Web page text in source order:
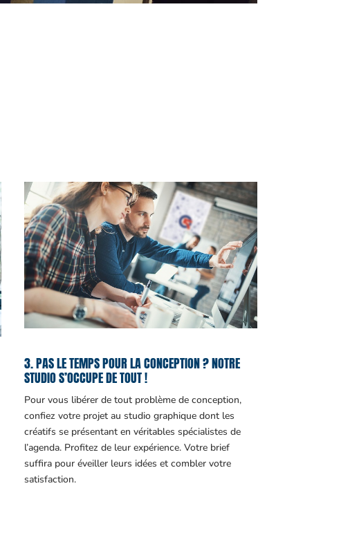
3. PAS LE TEMPS POUR LA CONCEPTION ? NOTRE
STUDIO S’OCCUPE DE TOUT !
Pour vous libérer de tout problème de conception,
confiez votre projet au studio graphique dont les
créatifs se présentant en véritables spécialistes de
l’agenda. Profitez de leur expérience. Votre brief
suffira pour éveiller leurs idées et combler votre
satisfaction.